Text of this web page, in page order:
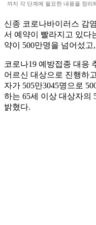
까지 각 단계에 필요한 내용을 정리
신종 코로나바이러스 감
서 예약이 빨라지고 있다
약이 500만명을 넘어섰
코로나19 예방접종 대응
어르신 대상으로 진행하
자가 505만3045명으로
하는 65세 이상 대상자의
밝혔다.